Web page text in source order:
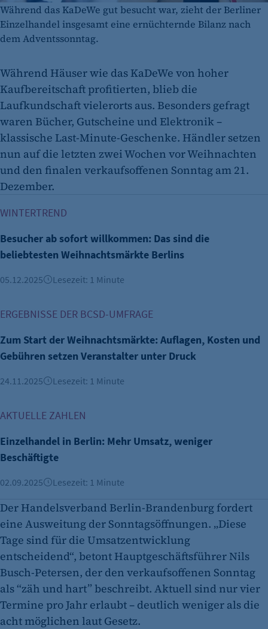
Während das KaDeWe gut besucht war, zieht der Berliner
Einzelhandel insgesamt eine ernüchternde Bilanz nach
dem Adventssonntag.
Während Häuser wie das KaDeWe von hoher
Kaufbereitschaft profitierten, blieb die
Laufkundschaft vielerorts aus. Besonders gefragt
waren Bücher, Gutscheine und Elektronik –
klassische Last-Minute-Geschenke. Händler setzen
nun auf die letzten zwei Wochen vor Weihnachten
und den finalen verkaufsoffenen Sonntag am 21.
Dezember.
WINTERTREND
Besucher ab sofort willkommen: Das sind die
beliebtesten Weihnachtsmärkte Berlins
05.12.2025 Lesezeit: 1 Minute
ERGEBNISSE DER BCSD-UMFRAGE
Zum Start der Weihnachtsmärkte: Auflagen, Kosten und
Gebühren setzen Veranstalter unter Druck
24.11.2025 Lesezeit: 1 Minute
AKTUELLE ZAHLEN
Einzelhandel in Berlin: Mehr Umsatz, weniger
Beschäftigte
02.09.2025 Lesezeit: 1 Minute
Der Handelsverband Berlin-Brandenburg fordert
eine Ausweitung der Sonntagsöffnungen. „Diese
Tage sind für die Umsatzentwicklung
entscheidend“, betont Hauptgeschäftsführer Nils
Busch-Petersen, der den verkaufsoffenen Sonntag
als “zäh und hart” beschreibt. Aktuell sind nur vier
Termine pro Jahr erlaubt – deutlich weniger als die
acht möglichen laut Gesetz.